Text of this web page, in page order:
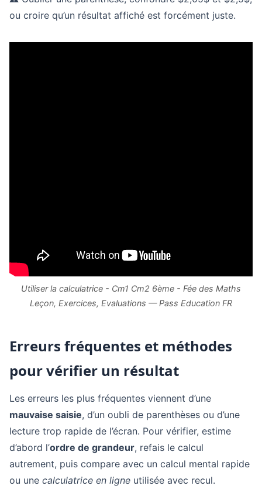
ou croire qu’un résultat affiché est forcément juste.
Utiliser la calculatrice - Cm1 Cm2 6ème - Fée des Maths
Leçon, Exercices, Evaluations — Pass Education FR
Erreurs fréquentes et méthodes
pour vérifier un résultat
Les erreurs les plus fréquentes viennent d’une
mauvaise saisie, d’un oubli de parenthèses ou d’une
lecture trop rapide de l’écran. Pour vérifier, estime
d’abord l’ordre de grandeur, refais le calcul
autrement, puis compare avec un calcul mental rapide
ou une calculatrice en ligne utilisée avec recul.